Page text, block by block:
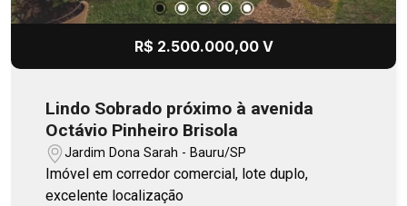
R$ 2.500.000,00 V
Lindo Sobrado próximo à avenida
Octávio Pinheiro Brisola
Jardim Dona Sarah - Bauru/SP
Imóvel em corredor comercial, lote duplo,
excelente localização